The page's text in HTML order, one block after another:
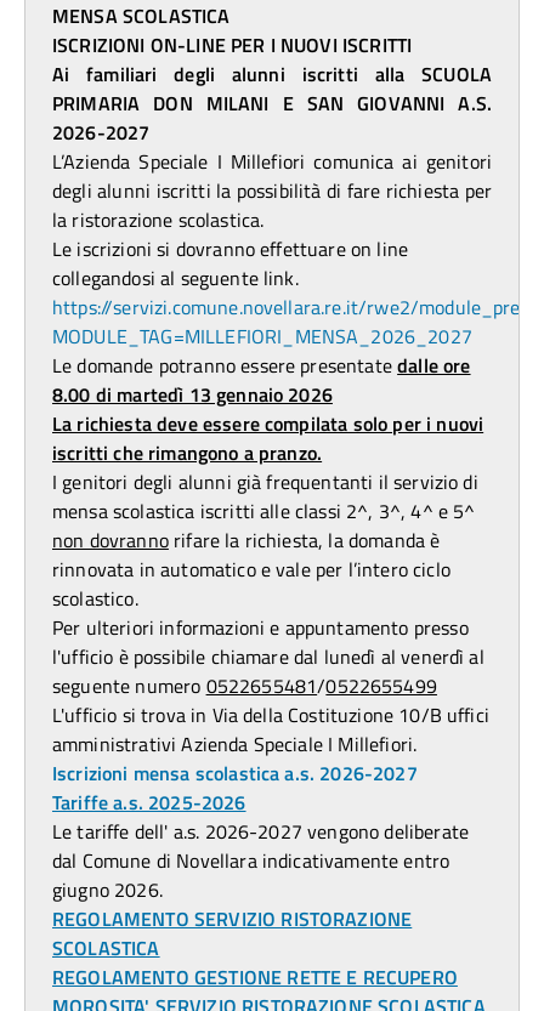
MENSA SCOLASTICA
ISCRIZIONI ON-LINE PER I NUOVI ISCRITTI
Ai familiari degli alunni iscritti alla SCUOLA
PRIMARIA DON MILANI E SAN GIOVANNIA.S.
2026-2027
L’Azienda Speciale I Millefiori comunica ai genitori
degli alunni iscritti la possibilità di fare richiesta per
la ristorazione scolastica.
Le iscrizioni si dovranno effettuare on line
collegandosi al seguente link.
https://servizi.comune.novellara.re.it/rwe2/
MODULE_TAG=MILLEFIORI_MENSA_2026_2027
Le domande potranno essere presentatedalle ore
8.00 di martedì 13 gennaio 2026
La richiesta deve essere compilata solo per i nuovi
iscritti che rimangono a pranzo.
I genitori degli alunni già frequentanti il servizio di
mensa scolastica iscritti alle classi 2^, 3^, 4^ e 5^
non dovrannorifare la richiesta, la domanda è
rinnovata in automatico e vale per l’intero ciclo
scolastico.
Per ulteriori informazioni e appuntamento presso
l'ufficio è possibile chiamare dal lunedì al venerdì al
seguente numero 0522655481/0522655499
L'ufficio si trova in Via della Costituzione 10/B uffici
amministrativi Azienda Speciale I Millefiori.
Iscrizioni mensa scolastica a.s. 2026-2027
Tariffe a.s. 2025-2026
Le tariffe dell' a.s. 2026-2027 vengono deliberate
dal Comune di Novellara indicativamente entro
giugno 2026.
REGOLAMENTO SERVIZIO RISTORAZIONE
SCOLASTICA
REGOLAMENTO GESTIONE RETTE E RECUPERO